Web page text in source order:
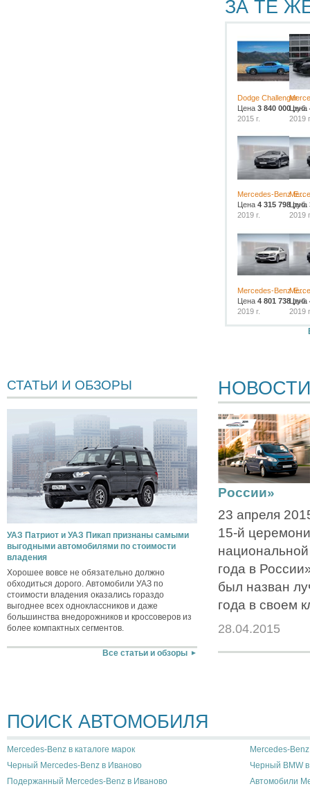
ЗА ТЕ
Dodge Challenger
Цена 3 840 000 руб.
2015 г.
Цена
2019
Mercedes-Benz E...
Цена 4 315 798 руб.
2019 г.
Цена
2019
Mercedes-Benz E...
Цена 4 801 738 руб.
2019 г.
Цена
2019
СТАТЬИ И ОБЗОРЫ
УАЗ Патриот и УАЗ Пикап признаны самыми
выгодными автомобилями по стоимости
владения
Хорошее вовсе не обязательно должно
обходиться дорого. Автомобили УАЗ по
стоимости владения оказались гораздо
выгоднее всех одноклассников и даже
большинства внедорожников и кроссоверов из
более компактных сегментов.
Все статьи и обзоры
НОВОСТИ
России»
23 апреля
15-й
года в
был назван
года в своем
28.04.2015
ПОИСК АВТОМОБИЛЯ
Mercedes-Benz в каталоге марок
Mercedes-
Черный Mercedes-Benz в Иваново
Черный BMW
Подержанный Mercedes-Benz в Иваново
Автомобили